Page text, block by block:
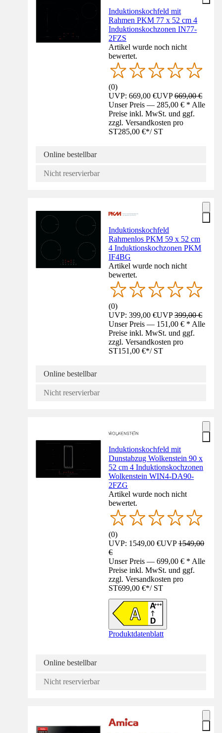
Induktionskochfeld mit
Rahmen PKM 77 x 52 cm 4
Induktionskochzonen IN77-
2FZS
Artikel wurde noch nicht
bewertet.
(0)
UVP: 669,00 €UVP669,00 €
Unser Preis — 285,00 € * Alle
Preise inkl. MwSt. und ggf.
zzgl. Versandkosten pro
ST285,00 €*/ ST
Online bestellbar
Nicht reservierbar
Induktionskochfeld
Rahmenlos PKM 59 x 52 cm
4 Induktionskochzonen PKM
IF4BG
Artikel wurde noch nicht
bewertet.
(0)
UVP: 399,00 €UVP399,00 €
Unser Preis — 151,00 € * Alle
Preise inkl. MwSt. und ggf.
zzgl. Versandkosten pro
ST151,00 €*/ ST
Online bestellbar
Nicht reservierbar
Induktionskochfeld mit
Dunstabzug Wolkenstein 90 x
52 cm 4 Induktionskochzonen
Wolkenstein WIN4-DA90-
2FZG
Artikel wurde noch nicht
bewertet.
(0)
UVP: 1549,00 €UVP1549,00
€
Unser Preis — 699,00 € * Alle
Preise inkl. MwSt. und ggf.
zzgl. Versandkosten pro
ST699,00 €*/ ST
Produktdatenblatt
Online bestellbar
Nicht reservierbar